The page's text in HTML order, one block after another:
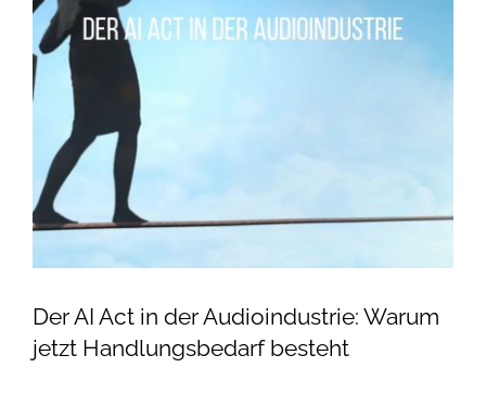
Datenschutzerklärung
Der AI Act in der Audioindustrie: Warum
jetzt Handlungsbedarf besteht